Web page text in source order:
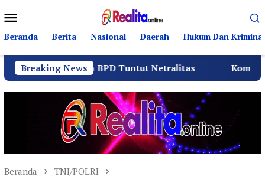
ke
kontenMobile
Beranda Berita Nasional Daerah Hukum Dan Kriminal
Breaking News
dan BPD Tuntut Netralitas Komando Angkatan
Beranda TNI/POLRI